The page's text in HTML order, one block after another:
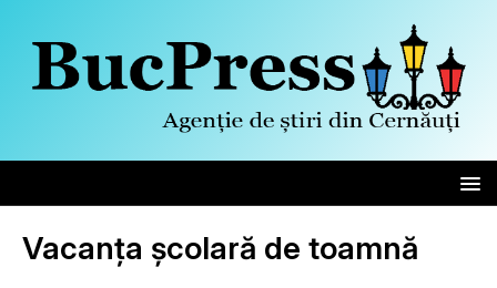
Vacanța școlară de toamnă